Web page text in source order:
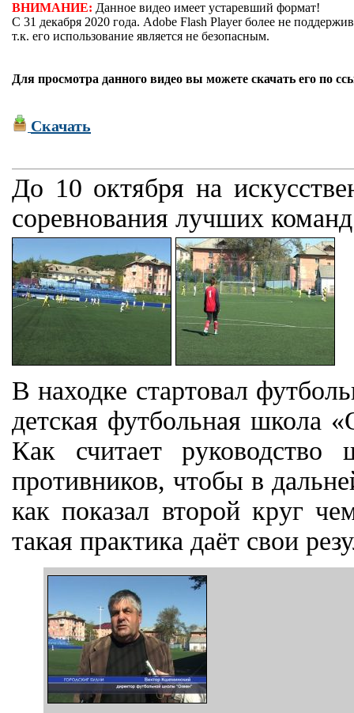
ВНИМАНИЕ: Данное видео имеет устаревший формат!
С 31 декабря 2020 года. Adobe Flash Player более не
т.к. его использование является не безопасным.
Для просмотра данного видео вы можете скачать его по
Скачать
До 10 октября на
соревнования лучших
В находке стартовал
детская футбольная школа
Как считает
противников, чтобы в
как показал второй круг
такая практика даёт свои